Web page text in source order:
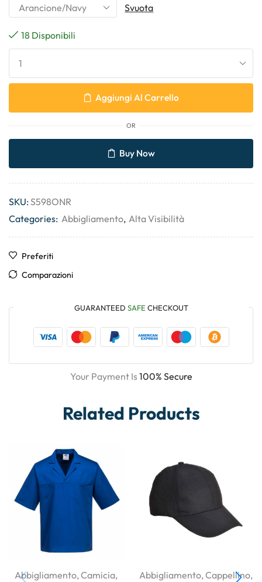
Svuota
18 Disponibili
Aggiungi Al Carrello
OR
Buy Now
SKU:S598ONR
Categories: Abbigliamento, Alta Visibilità
Preferiti
Comparazioni
GUARANTEED SAFE CHECKOUT
Your Payment Is100% Secure
Related Products
Abbigliamento,Camicia,
Abbigliamento,Cappellino,